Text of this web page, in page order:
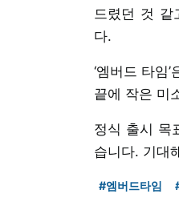
드렸던 것 같
다.
‘엠버드 타임
끝에 작은 미
정식 출시 목
습니다. 기대
#엠버드타임